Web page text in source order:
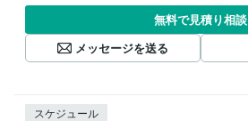
無料で見積り相談
メッセージを送る
スケジュール